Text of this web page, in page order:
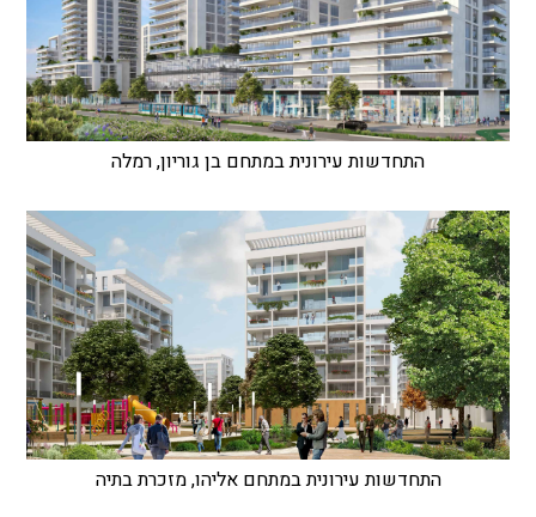
התחדשות עירונית במתחם בן גוריון, רמלה
התחדשות עירונית במתחם אליהו, מזכרת בתיה